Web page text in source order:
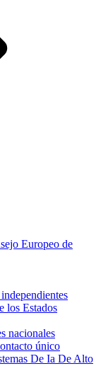
Europeo de
los Estados
nacionales
único
De Ia De Alto